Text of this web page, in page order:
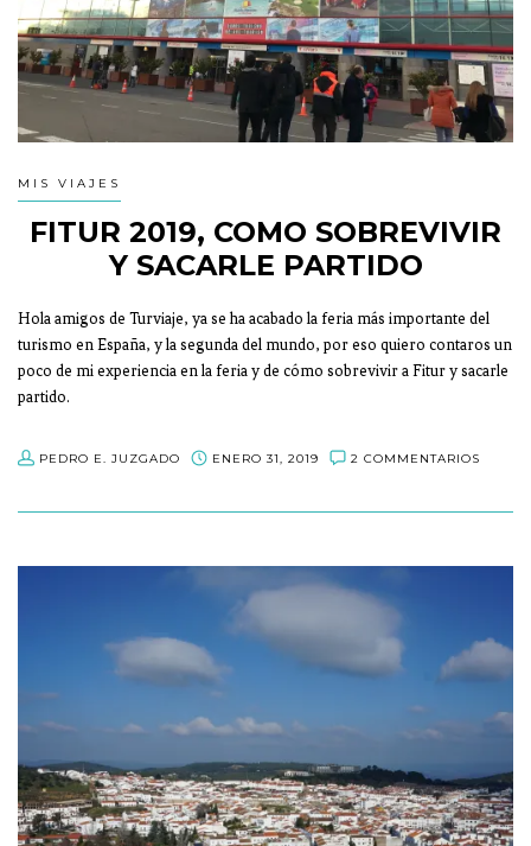
MIS VIAJES
FITUR 2019, COMO SOBREVIVIR
Y SACARLE PARTIDO
Hola amigos de Turviaje, ya se ha acabado la feria más importante del
turismo en España, y la segunda del mundo, por eso quiero contaros un
poco de mi experiencia en la feria y de cómo sobrevivir a Fitur y sacarle
partido.
PEDRO E. JUZGADO ENERO 31, 2019 2 COMMENTARIOS